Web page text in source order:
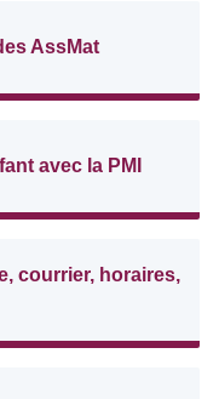
AssMat
avec la PMI
courrier, horaires,